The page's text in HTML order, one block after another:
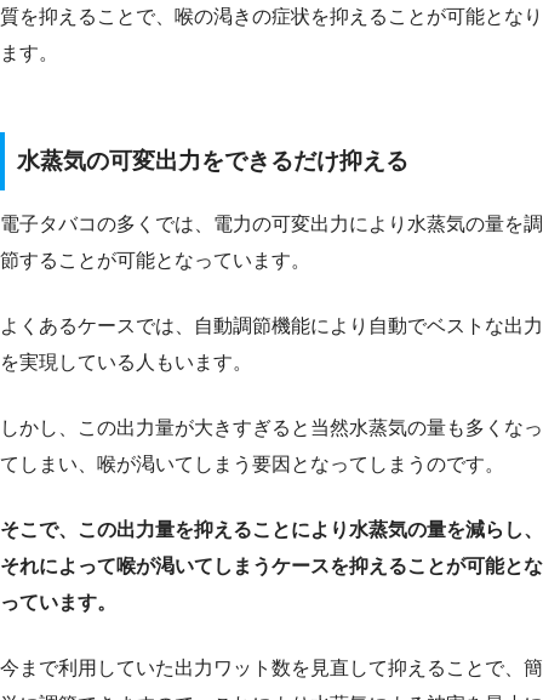
質を抑えることで、喉の渇きの症状を抑えることが可能となり
ます。
水蒸気の可変出力をできるだけ抑える
電子タバコの多くでは、電力の可変出力により水蒸気の量を調
節することが可能となっています。
よくあるケースでは、自動調節機能により自動でベストな出力
を実現している人もいます。
しかし、この出力量が大きすぎると当然水蒸気の量も多くなっ
てしまい、喉が渇いてしまう要因となってしまうのです。
そこで、この出力量を抑えることにより水蒸気の量を減らし、
それによって喉が渇いてしまうケースを抑えることが可能とな
っています。
今まで利用していた出力ワット数を見直して抑えることで、簡